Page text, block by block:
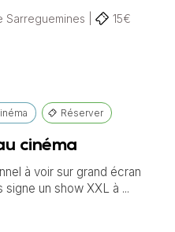
| 15€
Réserver
cinéma
à voir sur grand écran
un show XXL à ...